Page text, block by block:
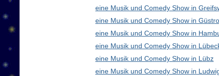
eine Musik und Comedy Show in
eine Musik und Comedy Show in
eine Musik und Comedy Show in
eine Musik und Comedy Show in
eine Musik und Comedy Show in Lübz
eine Musik und Comedy Show in